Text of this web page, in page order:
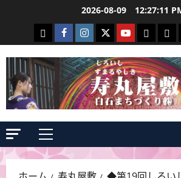
ン
ス
キ
ッ
プ
2026-08-09 12:27:11
白
ま
ち
づ
く
り
２
Facebook
石
ま
ち
づ
り
Instagram
丸
屋
敷
情
Twitter
丸
屋
敷
情
Youtube
寿
屋
敷
の
見
ろ
白
和
蔵
富
メ
イ